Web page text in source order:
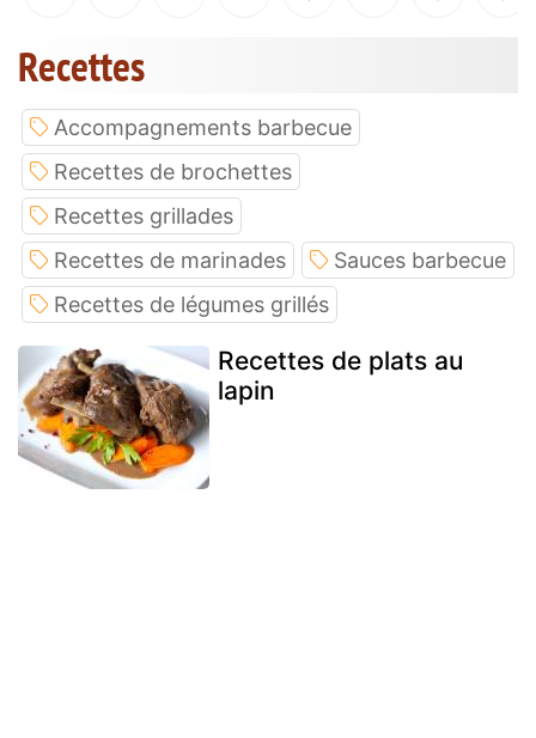
Recettes
Accompagnements barbecue
Recettes de brochettes
Recettes grillades
Recettes de marinades
Sauces barbecue
Recettes de légumes grillés
Recettes de plats au
lapin